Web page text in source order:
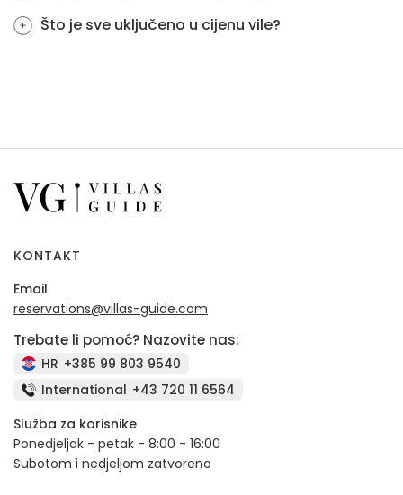
Što je sve uključeno u cijenu vile?
KONTAKT
Email
reservations@villas-guide.com
Trebate li pomoć? Nazovite nas:
HR +385 99 803 9540
International +43 720 11 6564
Služba za korisnike
Ponedjeljak - petak - 8:00 - 16:00
Subotom i nedjeljom zatvoreno